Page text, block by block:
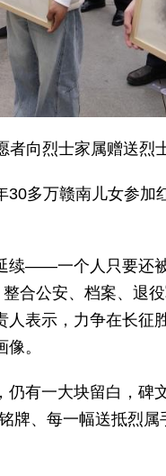
向烈士家属赠送烈
多万赣南儿女参
续——一个人只要还
合公安、档案、退
表示，力争在长征
。
有一大块留白，碑
牌、每一幅送抵烈